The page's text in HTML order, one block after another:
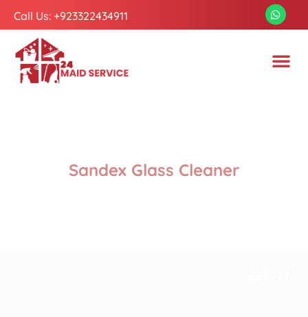
Call Us: +923322434911
Sandex Glass Cleaner